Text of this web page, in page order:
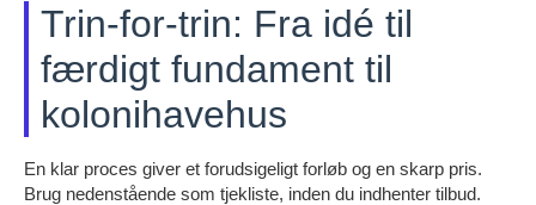
Trin-for-trin: Fra idé til
færdigt fundament til
kolonihavehus
En klar proces giver et forudsigeligt forløb og en skarp pris.
Brug nedenstående som tjekliste, inden du indhenter tilbud.